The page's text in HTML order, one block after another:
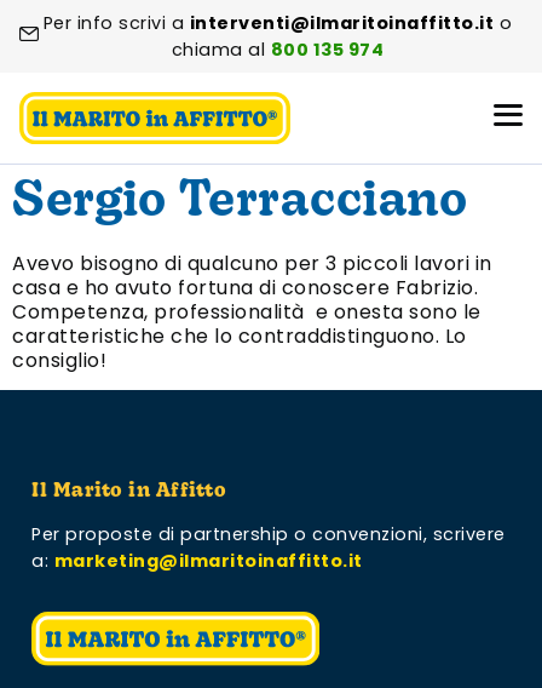
Per info scrivi a interventi@ilmaritoinaffitto.it o
chiama al 800 135 974
Sergio Terracciano
Avevo bisogno di qualcuno per 3 piccoli lavori in
casa e ho avuto fortuna di conoscere Fabrizio.
Competenza, professionalità e onesta sono le
caratteristiche che lo contraddistinguono. Lo
consiglio!
Il Marito in Affitto
Per proposte di partnership o convenzioni, scrivere
a: marketing@ilmaritoinaffitto.it